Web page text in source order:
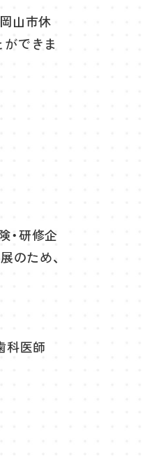
山市休
できま
・研修企
のため、
科医師